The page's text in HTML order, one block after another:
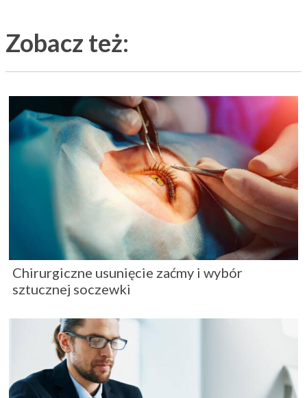
Zobacz też:
Chirurgiczne usunięcie zaćmy i wybór
sztucznej soczewki